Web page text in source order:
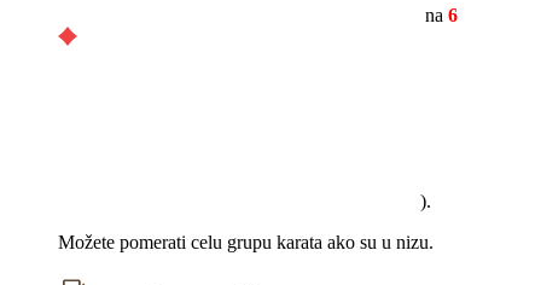
na 6
).
Možete pomerati celu grupu karata ako su u nizu.